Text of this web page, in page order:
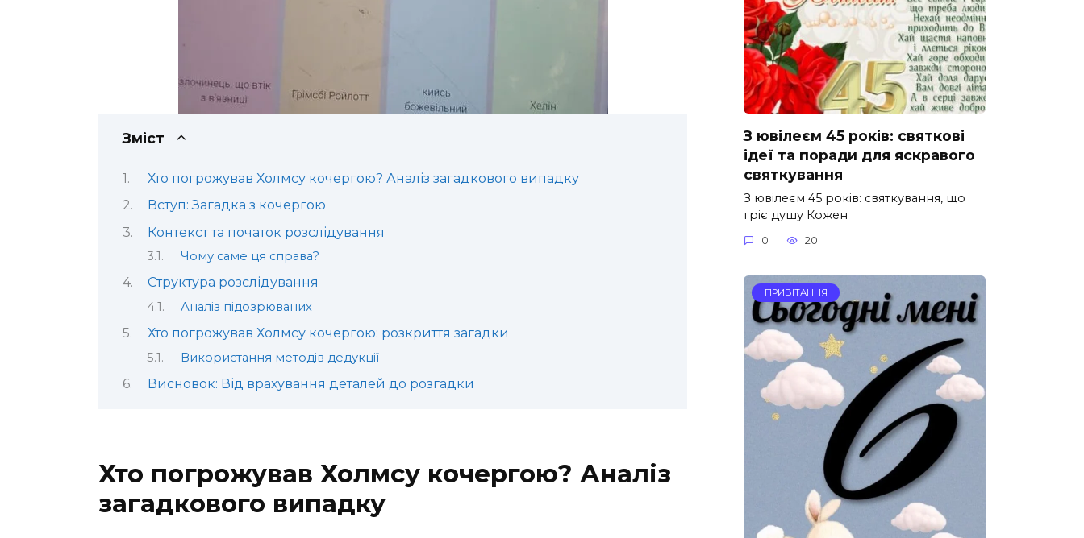
Зміст
Хто погрожував Холмсу кочергою? Аналіз загадкового випадку
Вступ: Загадка з кочергою
Контекст та початок розслідування
Чому саме ця справа?
Структура розслідування
Аналіз підозрюваних
Хто погрожував Холмсу кочергою: розкриття загадки
Використання методів дедукції
Висновок: Від врахування деталей до розгадки
Хто погрожував Холмсу кочергою? Аналіз
загадкового випадку
З ювілеєм 45 років: святкові
ідеї та поради для яскравого
святкування
З ювілеєм 45 років: святкування, що
гріє душу Кожен
0 20
ПРИВІТАННЯ